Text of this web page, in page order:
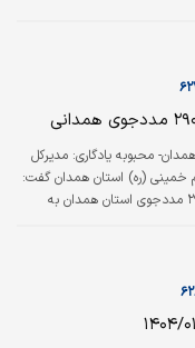
محبوبه یادگاری: مدیرکل
خمینی (ره) استان همدان گفت:
سال گذشته ۲۹۰۰ مددجوی استان همدان به